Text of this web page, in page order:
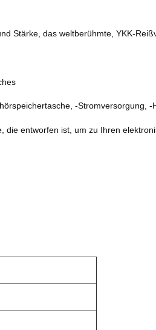
Stärke, das weltberühmte, YKK-
-Stromversorgung,
entworfen ist, um zu Ihren